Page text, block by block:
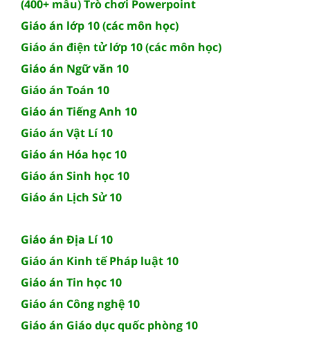
(400+ mẫu) Trò chơi Powerpoint
Giáo án lớp 10 (các môn học)
Giáo án điện tử lớp 10 (các môn học)
Giáo án Ngữ văn 10
Giáo án Toán 10
Giáo án Tiếng Anh 10
Giáo án Vật Lí 10
Giáo án Hóa học 10
Giáo án Sinh học 10
Giáo án Lịch Sử 10
Giáo án Địa Lí 10
Giáo án Kinh tế Pháp luật 10
Giáo án Tin học 10
Giáo án Công nghệ 10
Giáo án Giáo dục quốc phòng 10